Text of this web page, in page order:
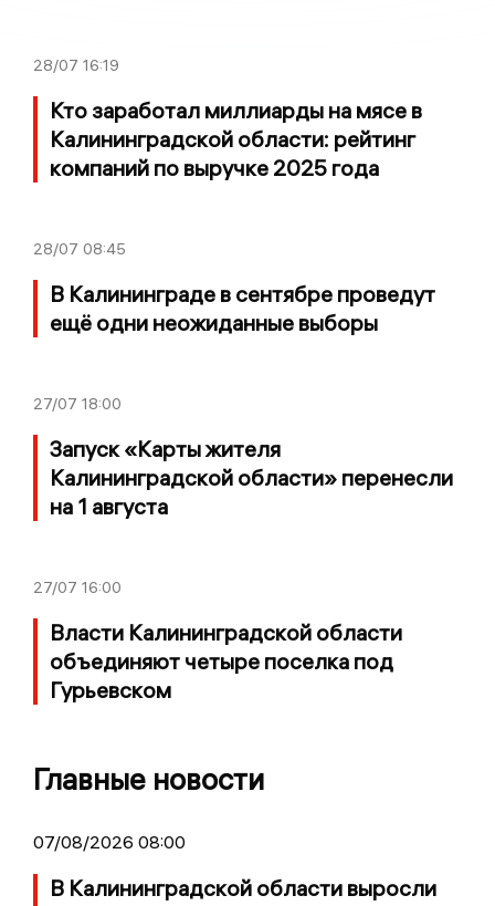
28/07 16:19
Кто заработал миллиарды на мясе в
Калининградской области: рейтинг
компаний по выручке 2025 года
28/07 08:45
В Калининграде в сентябре проведут
ещё одни неожиданные выборы
27/07 18:00
Запуск «Карты жителя
Калининградской области» перенесли
на 1 августа
27/07 16:00
Власти Калининградской области
объединяют четыре поселка под
Гурьевском
Главные новости
07/08/2026 08:00
В Калининградской области выросли